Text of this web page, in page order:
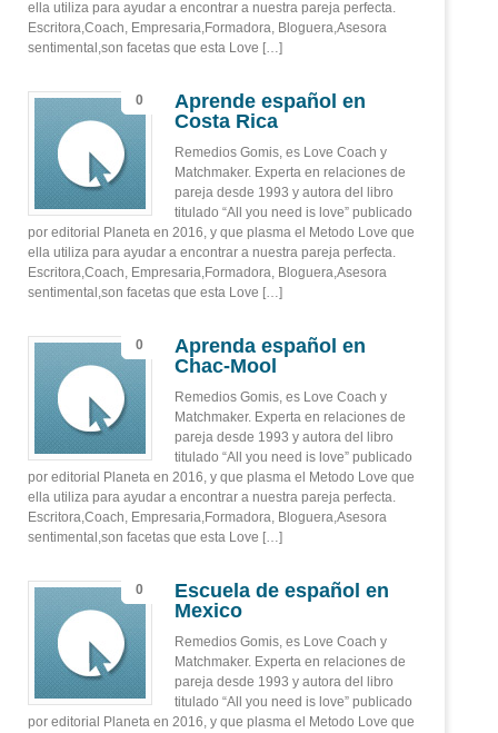
ella utiliza para ayudar a encontrar a nuestra pareja perfecta.
Escritora,Coach, Empresaria,Formadora, Bloguera,Asesora
sentimental,son facetas que esta Love […]
0
Aprende español en
Costa Rica
Remedios Gomis, es Love Coach y
Matchmaker. Experta en relaciones de
pareja desde 1993 y autora del libro
titulado “All you need is love” publicado
por editorial Planeta en 2016, y que plasma el Metodo Love que
ella utiliza para ayudar a encontrar a nuestra pareja perfecta.
Escritora,Coach, Empresaria,Formadora, Bloguera,Asesora
sentimental,son facetas que esta Love […]
0
Aprenda español en
Chac-Mool
Remedios Gomis, es Love Coach y
Matchmaker. Experta en relaciones de
pareja desde 1993 y autora del libro
titulado “All you need is love” publicado
por editorial Planeta en 2016, y que plasma el Metodo Love que
ella utiliza para ayudar a encontrar a nuestra pareja perfecta.
Escritora,Coach, Empresaria,Formadora, Bloguera,Asesora
sentimental,son facetas que esta Love […]
0
Escuela de español en
Mexico
Remedios Gomis, es Love Coach y
Matchmaker. Experta en relaciones de
pareja desde 1993 y autora del libro
titulado “All you need is love” publicado
por editorial Planeta en 2016, y que plasma el Metodo Love que